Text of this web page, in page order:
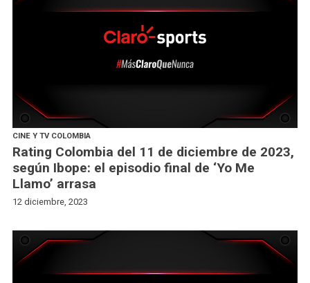
CINE Y TV COLOMBIA
Rating Colombia del 11 de diciembre de 2023,
según Ibope: el episodio final de ‘Yo Me
Llamo’ arrasa
12 diciembre, 2023